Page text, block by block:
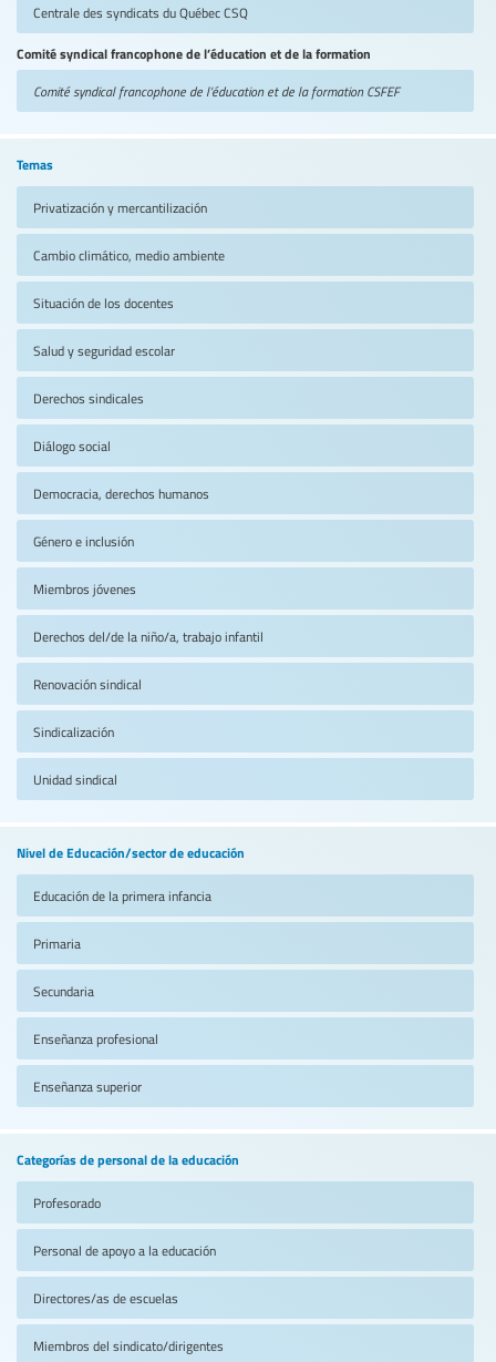
Centrale des syndicats du QuébecCSQ
Comité syndical francophone de l’éducation et de la formation
Comité syndical francophone de l’éducation et de la formationCSFEF
Temas
Privatización y mercantilización
Cambio climático, medio ambiente
Situación de los docentes
Salud y seguridad escolar
Derechos sindicales
Diálogo social
Democracia, derechos humanos
Género e inclusión
Miembros jóvenes
Derechos del/de la niño/a, trabajo infantil
Renovación sindical
Sindicalización
Unidad sindical
Nivel de Educación/sector de educación
Educación de la primera infancia
Primaria
Secundaria
Enseñanza profesional
Enseñanza superior
Categorías de personal de la educación
Profesorado
Personal de apoyo a la educación
Directores/as de escuelas
Miembros del sindicato/dirigentes